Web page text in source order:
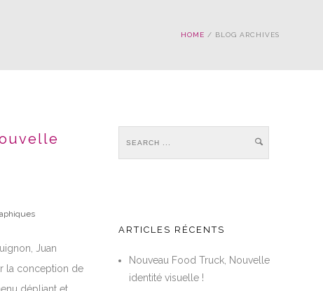
HOME / BLOG ARCHIVES
Juan
la conception de
ARTICLES RÉCENTS
Nouveau Food Truck, Nouvelle
identité visuelle !